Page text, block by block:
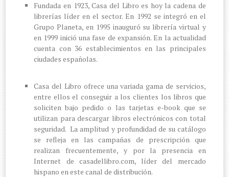
Fundada en 1923, Casa del Libro es hoy la cadena de
librerías líder en el sector. En 1992 se integró en el
Grupo Planeta, en 1995 inauguró su librería virtual y
en 1999 inició una fase de expansión. En la actualidad
cuenta con 36 establecimientos en las principales
ciudades españolas.
Casa del Libro ofrece una variada gama de servicios,
entre ellos el conseguir a los clientes los libros que
soliciten bajo pedido o las tarjetas e-book que se
utilizan para descargar libros electrónicos con total
seguridad. La amplitud y profundidad de su catálogo
se refleja en las campañas de prescripción que
realizan frecuentemente, y por la presencia en
Internet de casadellibro.com, líder del mercado
hispano en este canal de distribución.